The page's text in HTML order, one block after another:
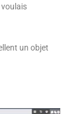
voulais
un objet